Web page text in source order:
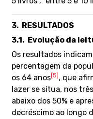
3. RESULTADOS
3.1. Evolução da
Os resultados
percentagem da
os 64 anos[5] , que
lazer se situa, nos
abaixo dos 50% e
decréscimo ao longo